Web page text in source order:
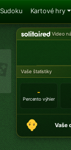
Sudoku Kartové hry
Video
Vaše štatistiky
-
Percento výhier
Vaše